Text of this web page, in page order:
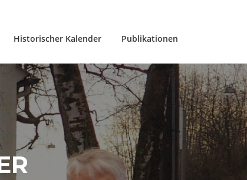
Historischer Kalender Publikationen